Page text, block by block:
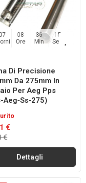
07
08
Ore
36
Min
14
Sec
Di Precisione
Da 275mm In
Per Aeg Pps
Aeg-Ss-275)
€
€
Dettagli